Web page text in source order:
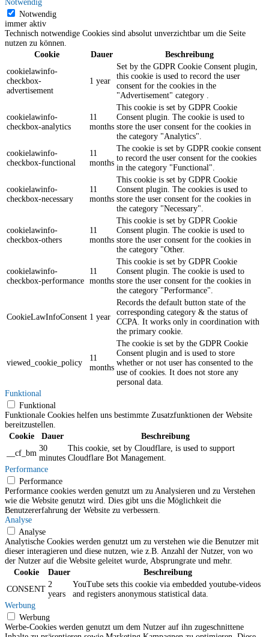
Notwendig
Notwendig
immer aktiv
Technisch notwendige Cookies sind absolut unverzichtbar um die Seite
nutzen zu können.
Cookie
Dauer
Beschreibung
cookielawinfo-
checkbox-
advertisement
1 year
Set by the GDPR Cookie Consent plugin,
this cookie is used to record the user
consent for the cookies in the
"Advertisement" category .
cookielawinfo-
checkbox-analytics
11
months
This cookie is set by GDPR Cookie
Consent plugin. The cookie is used to
store the user consent for the cookies in
the category "Analytics".
cookielawinfo-
checkbox-functional
11
months
The cookie is set by GDPR cookie consent
to record the user consent for the cookies
in the category "Functional".
cookielawinfo-
checkbox-necessary
11
months
This cookie is set by GDPR Cookie
Consent plugin. The cookies is used to
store the user consent for the cookies in
the category "Necessary".
cookielawinfo-
checkbox-others
11
months
This cookie is set by GDPR Cookie
Consent plugin. The cookie is used to
store the user consent for the cookies in
the category "Other.
cookielawinfo-
checkbox-performance
11
months
This cookie is set by GDPR Cookie
Consent plugin. The cookie is used to
store the user consent for the cookies in
the category "Performance".
CookieLawInfoConsent 1 year
Records the default button state of the
corresponding category & the status of
CCPA. It works only in coordination with
the primary cookie.
viewed_cookie_policy
11
months
The cookie is set by the GDPR Cookie
Consent plugin and is used to store
whether or not user has consented to the
use of cookies. It does not store any
personal data.
Funktional
Funktional
Funktionale Cookies helfen uns bestimmte Zusatzfunktionen der Website
bereitzustellen.
Cookie
Dauer
Beschreibung
__cf_bm
30
minutes
This cookie, set by Cloudflare, is used to support
Cloudflare Bot Management.
Performance
Performance
Performance cookies werden genutzt um zu Analysieren und zu Verstehen
wie die Website genutzt wird. Dies gibt uns die Möglichkeit die
Benutzererfahrung der Website zu verbessern.
Analyse
Analyse
Analytische Cookies werden genutzt um zu verstehen wie die Benutzer mit
dieser interagieren und diese nutzen, wie z.B. Anzahl der Nutzer, von wo
der Nutzer auf die Website geleitet wurde, Absprungrate und mehr.
Cookie
Dauer
Beschreibung
CONSENT
2
years
YouTube sets this cookie via embedded youtube-videos
and registers anonymous statistical data.
Werbung
Werbung
Werbe-Cookies werden genutzt um dem Nutzer auf ihn zugeschnittene